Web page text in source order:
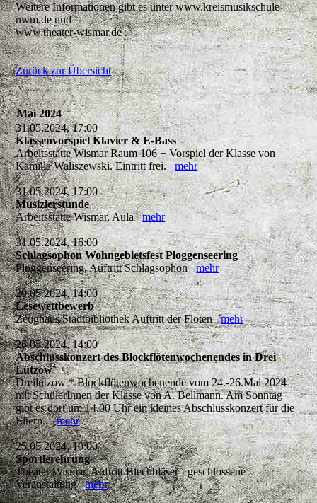
Weitere Informationen gibt es unter www.kreismusikschule-
nwm.de und
www.theater-wismar.de .
Zurück zur Übersicht
Mai 2024
31.05.2024, 17:00
Klassenvorspiel Klavier & E-Bass
Arbeitsstätte Wismar Raum 106 + Vorspiel der Klasse von
Kamilla Waliszewski. Eintritt frei.mehr
31.05.2024, 17:00
Musizierstunde
Arbeitsstätte Wismar, Aulamehr
31.05.2024, 16:00
Schlagsophon Wohngebietsfest Ploggenseering
Ploggenseering, Auftritt Schlagsophonmehr
29.05.2024, 14:00
Lesewettbewerb
Zeughaus/Stadtbibliothek Auftritt der Flötenmehr
26.05.2024, 14:00
Abschlusskonzert des Blockflötenwochenendes in Drei
Lützow
Dreilützow * Blockflötenwochenende vom 24.-26.Mai 2024
mit SchülerInnen der Klasse von A. Bellmann. Am Sonntag
gibt es dort um 14.00 Uhr ein kleines Abschlusskonzert für die
Eltern..mehr
25.05.2024, 10:00
Sportlerehrung
Theater Wismar, Auftritt Blechbläser - geschlossene
Veranstaltungmehr